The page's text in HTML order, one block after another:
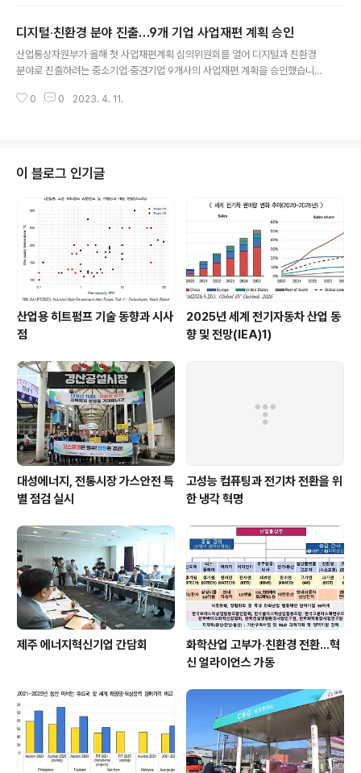
있습니다. 이전 받을 기업으로 확정되면 무상으로 특허권
을 나눔 받을 수 있습니다. 기술나눔 사업은 2013년 시작
됐으며 이를 통해 지금까지 총 1416개 기업에 2979건의
사업에 참여해 지난해까지 502개 기업에 959건의 특허
디지털‧친환경 분야 진출…9개 기업 사업재편 계획 승인
산업통상자원부가 올해 첫 사업재편계획 심의위원회를 열어 디지털과 친환경
분야로 진출하려는 중소기업‧중견기업 9개사의 사업재편 계획을 승인했습니다.
자하고 278명을 신규 고용할 계획입니다. 이날 위원회에서 승인한 사업재편계
합니다. 유승은 전기차 시장 확대와 내연기관차 생산 감소 등에 대응해 내연기
관차용 배기가스 저감장치 제조 비중을 줄이고 전기차 전력변환장치 부품 사업
쪽으로 진출합니다. 이밖에 서진테크놀로..
0 0 2023. 4. 11.
이 블로그 인기글
산업용 히트펌프 기술 동향과 시사
점
2025년 세계 전기자동차 산업 동
향 및 전망(IEA)1)
대성에너지, 전통시장 가스안전 특
별 점검 실시
고성능 컴퓨팅과 전기차 전환을 위
한 냉각 혁명
제주 에너지혁신기업 간담회
화학산업 고부가‧친환경 전환…혁
신 얼라이언스 가동